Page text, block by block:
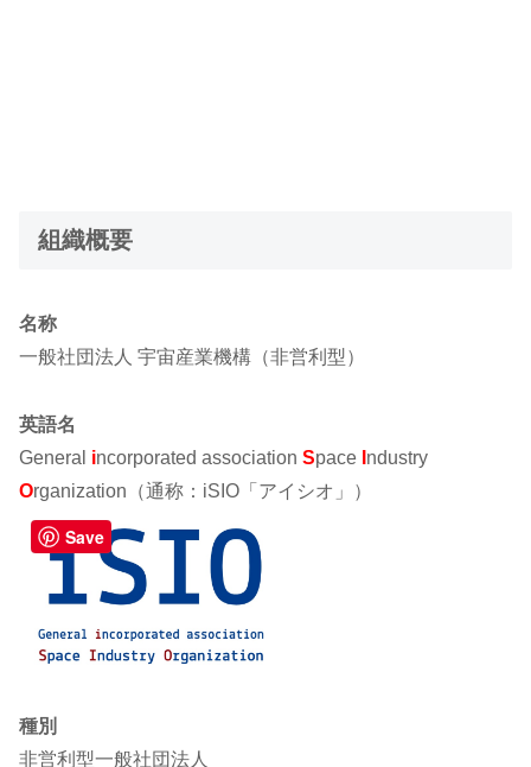
組織概要
名称
一般社団法人 宇宙産業機構（非営利型）
英語名
General incorporated association Space ndustry
Organization（通称：iSIO「アイシオ」）
種別
非営利型一般社団法人
Save